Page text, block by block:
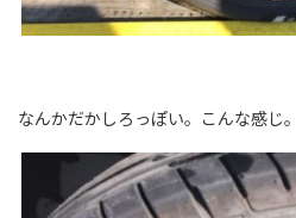
なんかだかしろっぽい。こんな感じ。